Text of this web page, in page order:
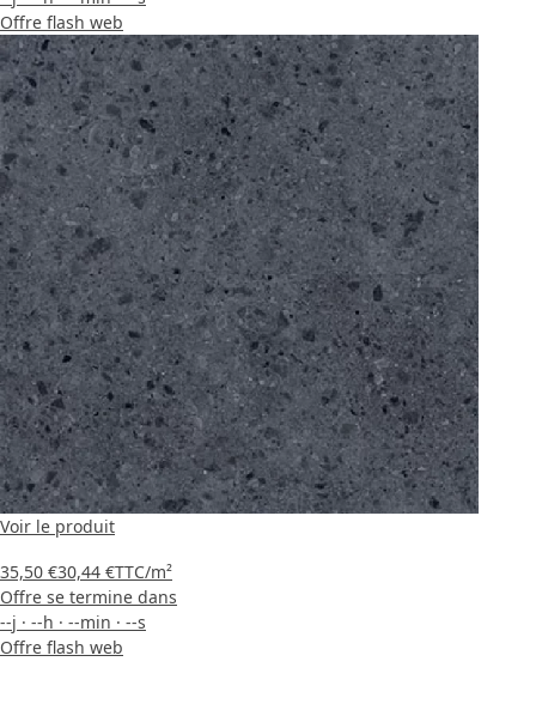
Offre flash web
Voir le produit
35,50 €30,44 €TTC/m²
Offre se termine dans
--j · --h · --min · --s
Offre flash web